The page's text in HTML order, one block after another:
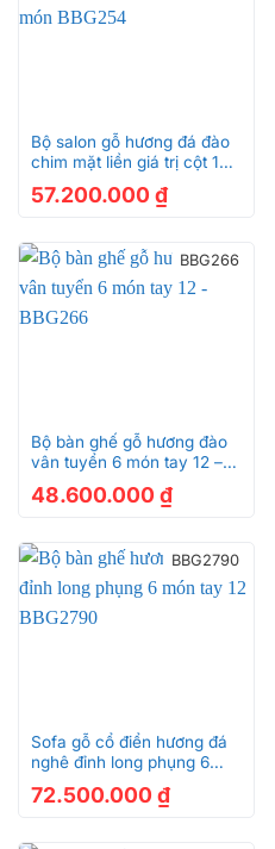
Bộ salon gỗ hương đá đào
chim mặt liền giá trị cột 12 –
57.200.000 ₫
BBG266
Bộ bàn ghế gỗ hương đào
vân tuyển 6 món tay 12 –
48.600.000 ₫
BBG2790
Sofa gỗ cổ điển hương đá
nghê đỉnh long phụng 6
72.500.000 ₫